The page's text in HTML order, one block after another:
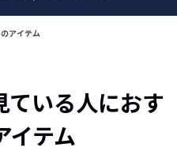
アイテム
ている人におす
イテム